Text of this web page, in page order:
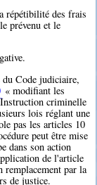
répétibilité des frais
prévenu et le
Code judiciaire,
« modifiant les
criminelle
lois réglant une
pas les articles 10
peut être mise
dans son action
de l'article
par la
de justice.